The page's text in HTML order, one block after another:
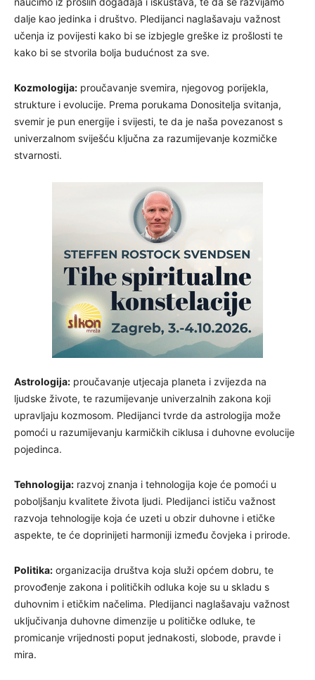
dalje kao jedinka i društvo. Pledijanci naglašavaju važnost
učenja iz povijesti kako bi se izbjegle greške iz prošlosti te
kako bi se stvorila bolja budućnost za sve.
Kozmologija: proučavanje svemira, njegovog porijekla,
strukture i evolucije. Prema porukama Donositelja svitanja,
svemir je pun energije i svijesti, te da je naša povezanost s
univerzalnom sviješću ključna za razumijevanje kozmičke
stvarnosti.
Astrologija: proučavanje utjecaja planeta i zvijezda na
ljudske živote, te razumijevanje univerzalnih zakona koji
upravljaju kozmosom. Pledijanci tvrde da astrologija može
pomoći u razumijevanju karmičkih ciklusa i duhovne evolucije
pojedinca.
Tehnologija: razvoj znanja i tehnologija koje će pomoći u
poboljšanju kvalitete života ljudi. Pledijanci ističu važnost
razvoja tehnologije koja će uzeti u obzir duhovne i etičke
aspekte, te će doprinijeti harmoniji između čovjeka i prirode.
Politika: organizacija društva koja služi općem dobru, te
provođenje zakona i političkih odluka koje su u skladu s
duhovnim i etičkim načelima. Pledijanci naglašavaju važnost
uključivanja duhovne dimenzije u političke odluke, te
promicanje vrijednosti poput jednakosti, slobode, pravde i
mira.